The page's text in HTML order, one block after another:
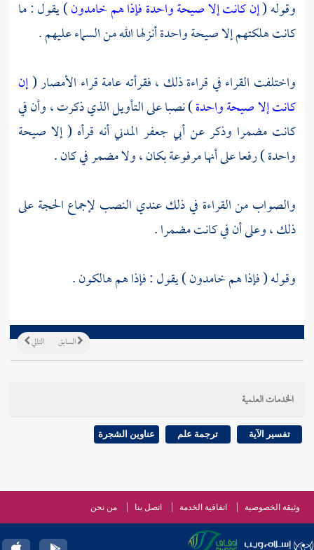
وقوله (إن كانت إلا صيحة واحدة فإذا هم خامدون) يقول : ما
كانت هلكتهم إلا صيحة واحدة أنزلها الله من السماء عليهم .
واختلفت القراء في قراءة ذلك ، فقرأته عامة قراء الأمصار (إن
كانت إلا صيحة واحدة) نصبا على التأويل الذي ذكرت ، وأن في
كانت مضمرا وذكر عنأبي جعفر المدنيأنه قرأه ( إلا صيحة
واحدة ) رفعا على أنها مرفوعة بكان ، ولا مضمر في كان .
والصواب من القراءة في ذلك عندي النصب لإجماع الحجة على
ذلك ، وعلى أن في كانت مضمرا .
وقوله ( فإذا هم خامدون ) يقول : فإذا هم هالكون .
التالي السابق
الخدمات العلمية
تفسير الآية ترجمة علم عناوين الشجرة
وثيقة الخصوصية اتفاقية الخدمة اتصل بنا من نحن